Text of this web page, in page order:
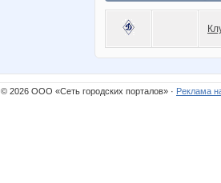
© 2026 ООО «Сеть городских порталов» · Реклама